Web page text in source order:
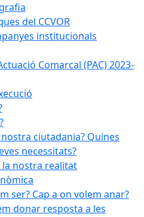
del CCVOR
institucionals
Comarcal (PAC) 2023-
ciutadania? Quines
necessitats?
la nostra realitat
ser? Cap a on volem anar?
donar resposta a les